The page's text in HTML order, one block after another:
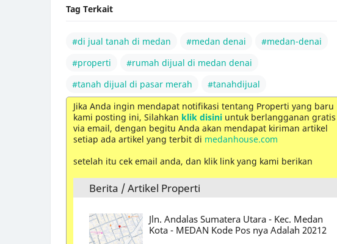
Tag Terkait
#di jual tanah di medan #medan denai
#medan-denai
#properti
#rumah dijual di medan denai
#tanah dijual di pasar merah
#tanahdijual
Jika Anda ingin mendapat notifikasi tentang Properti yang baru
kami posting ini, Silahkan klik disini untuk berlangganan gratis
via email, dengan begitu Anda akan mendapat kiriman artikel
setiap ada artikel yang terbit di medanhouse.com
setelah itu cek email anda, dan klik link yang kami berikan
Berita / Artikel Properti
Jln. Andalas Sumatera Utara - Kec. Medan
Kota - MEDAN Kode Pos nya Adalah 20212